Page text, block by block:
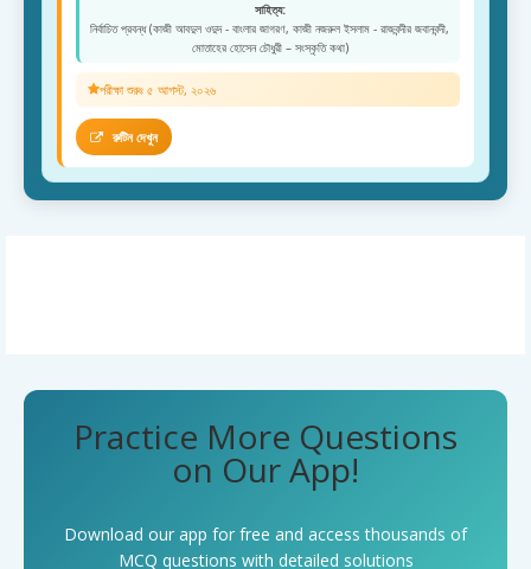
সাহিত্য:
নির্বাচিত প্রবন্ধ (কাজী আবদুল ওদুদ - বাংলার জাগরণ, কাজী নজরুল ইসলাম - রাজবন্দীর জবানবন্দী,
মোতাহের হোসেন চৌধুরী – সংস্কৃতি কথা)
পরীক্ষা শুরুঃ ৫ আগস্ট, ২০২৬
রুটিন দেখুন
Practice More Questions
on Our App!
Download our app for free and access thousands of
MCQ questions with detailed solutions